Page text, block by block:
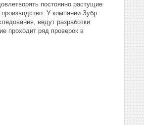
постоянно растущие
У компании Зубр
ведут разработки
проходит ряд проверок в